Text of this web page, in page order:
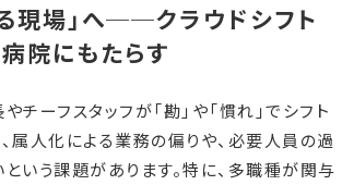
現場」へ──クラウドシフト
院にもたらす
チーフスタッフが「勘」や「慣れ」でシフト
属人化による業務の偏りや、必要人員の過
いう課題があります。特に、多職種が関与